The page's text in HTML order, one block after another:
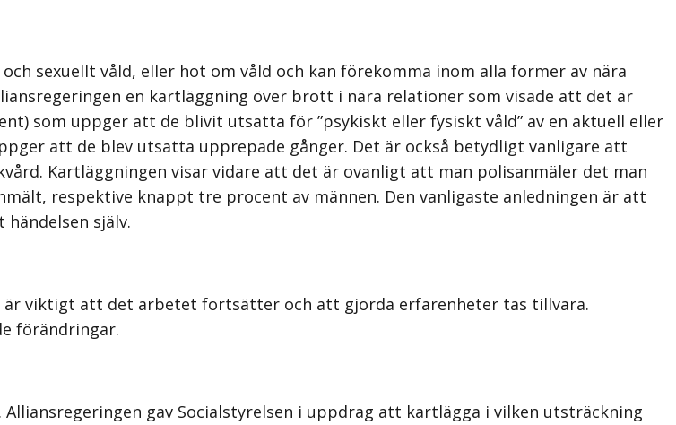
sexuellt våld, eller hot om våld och kan förekomma inom alla former av nära
en kartläggning över brott i nära relationer som visade att det är
som uppger att de blivit utsatta för ”psykiskt eller fysiskt våld” av en aktuell eller
att de blev utsatta upprepade gånger. Det är också betydligt vanligare att
Kartläggningen visar vidare att det är ovanligt att man polisanmäler det man
respektive knappt tre procent av männen. Den vanligaste anledningen är att
själv.
viktigt att det arbetet fortsätter och att gjorda erfarenheter tas tillvara.
förändringar.
gav Socialstyrelsen i uppdrag att kartlägga i vilken utsträckning